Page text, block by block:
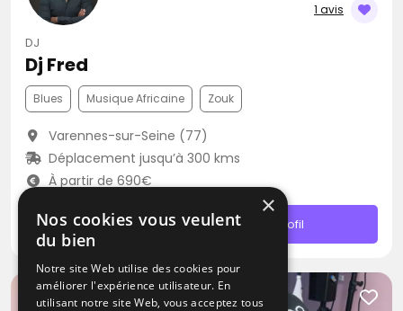
1 avis
DJ
Dj Fred
Blues Musique Africaine Zouk
Varennes-sur-Seine (77)
Déplacement jusqu’à 300 kms
À partir de 690€
Contacter Profil
×
Nos cookies vous veulent
du bien
Notre site Web utilise des cookies pour
améliorer l'expérience utilisateur. En
utilisant notre site Web, vous acceptez tous